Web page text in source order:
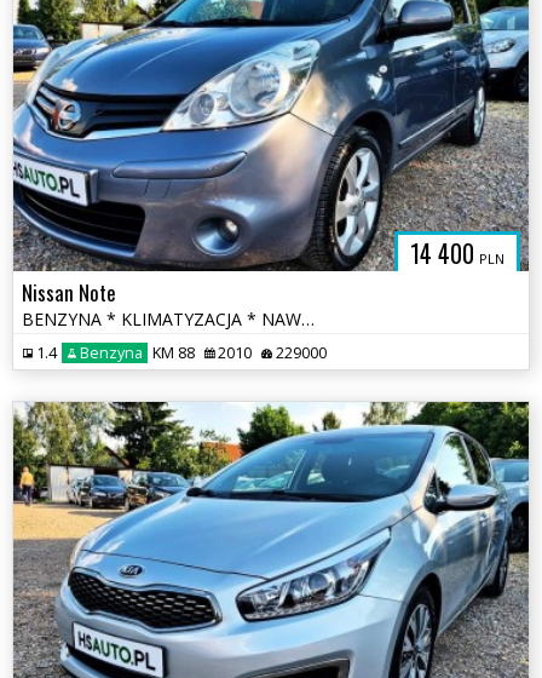
14 400 PLN
Nissan Note
BENZYNA * KLIMATYZACJA * NAWIGACJA * super * okazja * polecamy
1.4 Benzyna KM 88 2010 229000